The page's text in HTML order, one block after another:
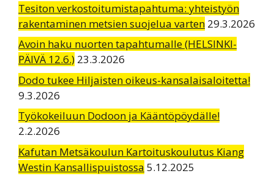
Tesiton verkostoitumistapahtuma: yhteistyön
rakentaminen metsien suojelua varten 29.3.2026
Avoin haku nuorten tapahtumalle (HELSINKI-
PÄIVÄ 12.6.) 23.3.2026
Dodo tukee Hiljaisten oikeus-kansalaisaloitetta!
9.3.2026
Työkokeiluun Dodoon ja Kääntöpöydälle!
2.2.2026
Kafutan Metsäkoulun Kartoituskoulutus Kiang
Westin Kansallispuistossa 5.12.2025